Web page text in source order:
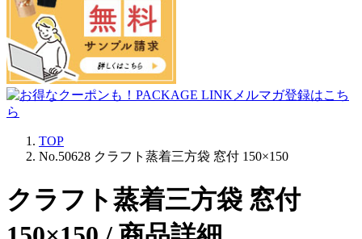
TOP
No.50628 クラフト蒸着三方袋 窓付 150×150
クラフト蒸着三方袋 窓付